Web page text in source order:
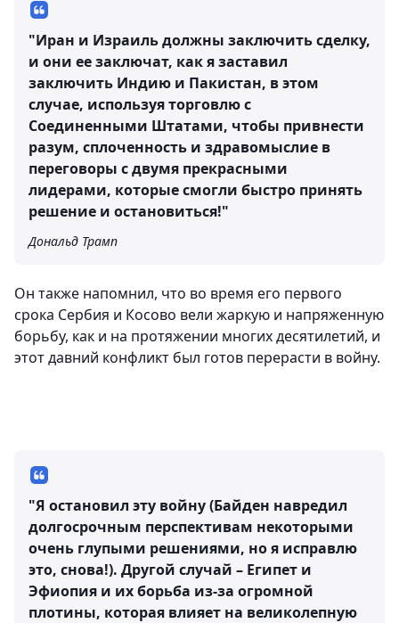
"Иран и Израиль должны заключить сделку,
и они ее заключат, как я заставил
заключить Индию и Пакистан, в этом
случае, используя торговлю с
Соединенными Штатами, чтобы привнести
разум, сплоченность и здравомыслие в
переговоры с двумя прекрасными
лидерами, которые смогли быстро принять
решение и остановиться!"
Дональд Трамп
Он также напомнил, что во время его первого
срока Сербия и Косово вели жаркую и напряженную
борьбу, как и на протяжении многих десятилетий, и
этот давний конфликт был готов перерасти в войну.
"Я остановил эту войну (Байден навредил
долгосрочным перспективам некоторыми
очень глупыми решениями, но я исправлю
это, снова!). Другой случай – Египет и
Эфиопия и их борьба из-за огромной
плотины, которая влияет на великолепную